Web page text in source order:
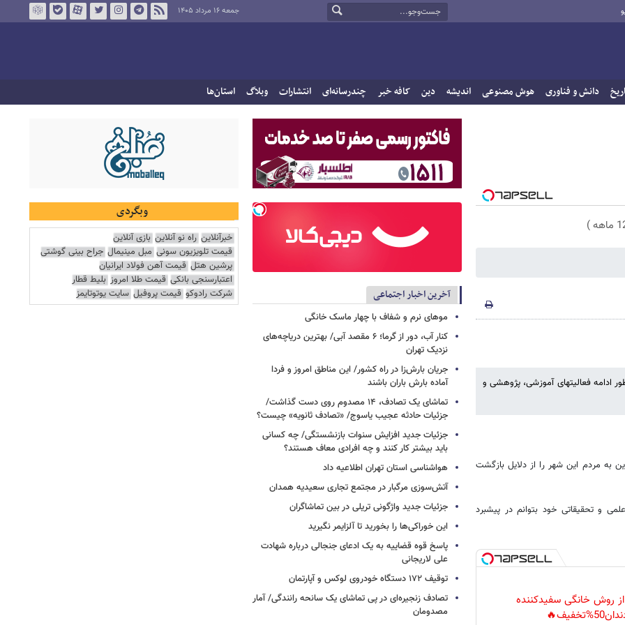
جمعه ۱۶ مرداد ۱۴۰۵
دانش و فناوری هوش مصنوعی اندیشه دین کافه خبر چندرسانه‌ای انتشارات وبلاگ استان‌ها
ادامه فعالیتهای آموزشی، پژوهشی و
به مردم این شهر را از دلایل بازگشت
و تحقیقاتی خود بتوانم در پیشبرد
از روش خانگی سفیدکننده
آخرین اخبار اجتماعی
موهای نرم و شفاف با چهار ماسک خانگی
کنار آب، دور از گرما؛ ۶ مقصد آبی/ بهترین دریاچه‌های
نزدیک تهران
جریان بارش‌زا در راه کشور/ این مناطق امروز و فردا
آماده بارش باران باشند
تماشای یک تصادف، ۱۴ مصدوم روی دست گذاشت/
جزئیات حادثه عجیب یاسوج/ «تصادف ثانویه» چیست؟
جزئیات جدید افزایش سنوات بازنشستگی/ چه کسانی
باید بیشتر کار کنند و چه افرادی معاف هستند؟
هواشناسی استان تهران اطلاعیه داد
آتش‌سوزی مرگبار در مجتمع تجاری سعیدیه همدان
جزئیات جدید واژگونی تریلی در بین تماشاگران
این خوراکی‌ها را بخورید تا آلزایمر نگیرید
پاسخ قوه قضاییه به یک ادعای جنجالی درباره شهادت
علی لاریجانی
توقیف ۱۷۲ دستگاه خودروی لوکس و آپارتمان
تصادف زنجیره‌ای در پی تماشای یک سانحه رانندگی/ آمار
مصدومان
وبگردی
خبرآنلاین راه نو آنلاین بازی آنلاین
قیمت تلویزیون سونی مبل مینیمال جراح بینی گوشتی
پرشین هتل قیمت آهن فولاد ایرانیان
اعتبارسنجی بانکی قیمت طلا امروز بلیط قطار
شرکت رادوکو قیمت پروفیل سایت یوتوتایمز